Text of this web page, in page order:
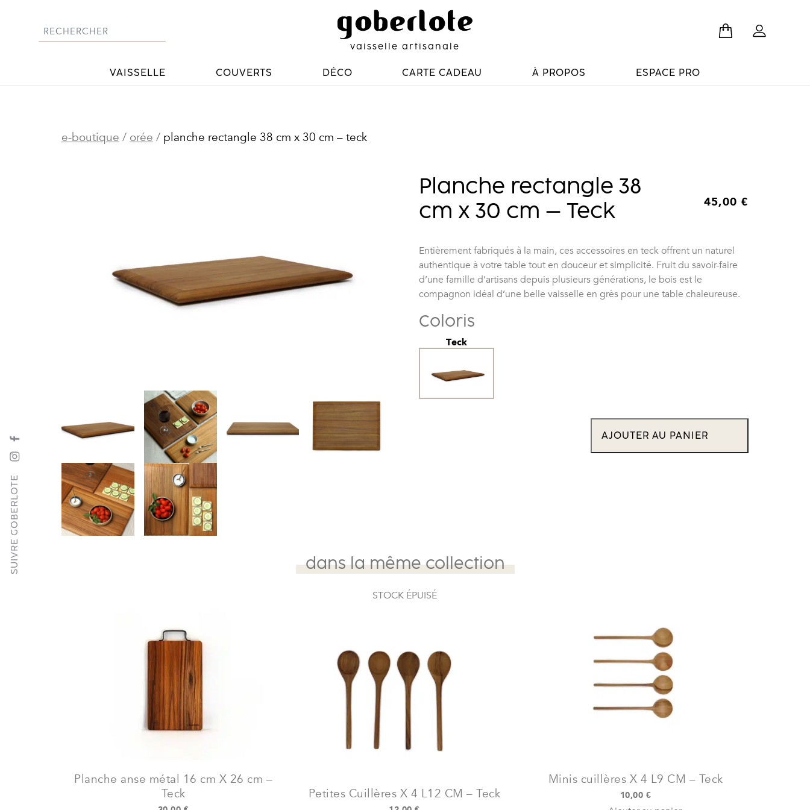
vaisselle artisanale
VAISSELLE COUVERTS DÉCO CARTE CADEAU À PROPOS ESPACE PRO
e-boutique / orée / planche rectangle 38 cm x 30 cm – teck
Planche rectangle 38
cm x 30 cm – Teck
45,00 €
Entièrement fabriqués à la main, ces accessoires en teck offrent un naturel
authentique à votre table tout en douceur et simplicité. Fruit du savoir-faire
d’une famille d’artisans depuis plusieurs générations, le bois est le
compagnon idéal d’une belle vaisselle en grès pour une table chaleureuse.
Coloris
Teck
Teck
AJOUTER AU PANIER
dans la même collection
Planche anse métal 16 cm X 26 cm –
Teck
STOCK ÉPUISÉ
Petites Cuillères X 4 L12 CM – Teck
Minis cuillères X 4 L9 CM – Teck
10,00 €
SUIVRE GOBERLOTE